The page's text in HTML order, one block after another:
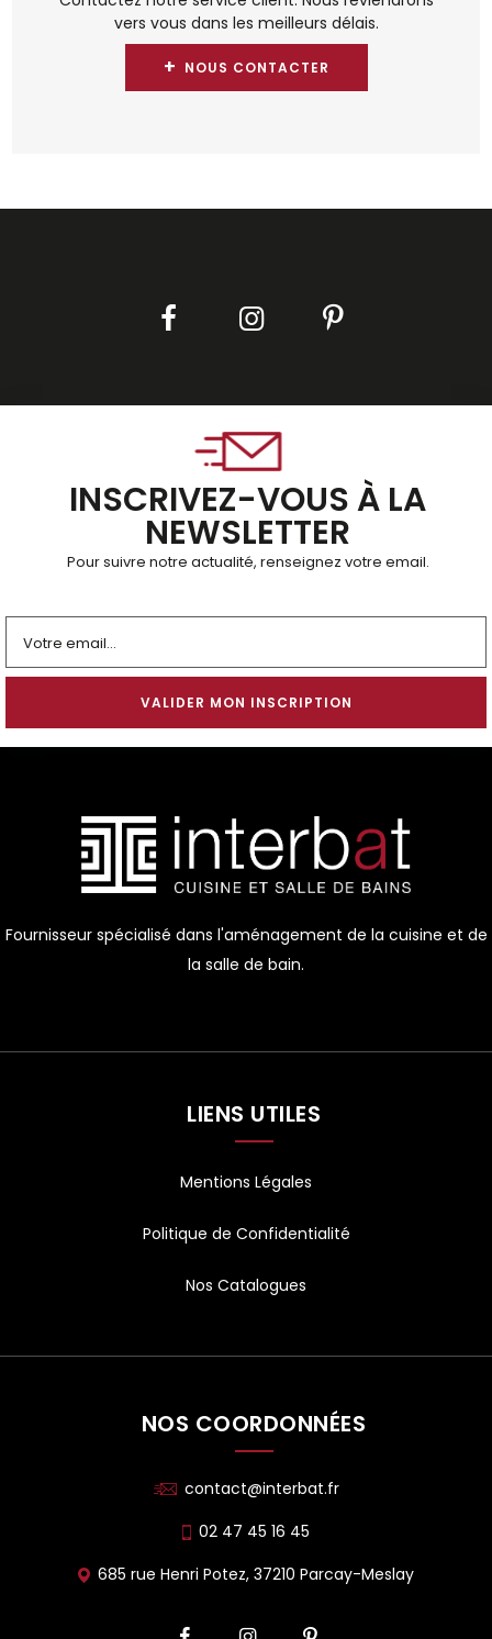
vers vous dans les meilleurs délais.
+ NOUS CONTACTER
INSCRIVEZ-VOUS À LA
NEWSLETTER
Pour suivre notre actualité, renseignez votre email.
Alternative:
Fournisseur spécialisé dans l'aménagement de la cuisine et de
la salle de bain.
LIENS UTILES
Mentions Légales
Politique de Confidentialité
Nos Catalogues
NOS COORDONNÉES
contact@interbat.fr
02 47 45 16 45
685 rue Henri Potez, 37210 Parcay-Meslay